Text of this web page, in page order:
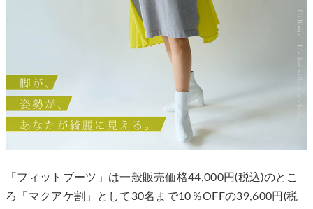
「フィットブーツ」は一般販売価格44,000円(税込)のとこ
ろ「マクアケ割」として30名まで10％OFFの39,600円(税